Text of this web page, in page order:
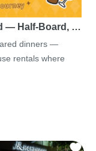
— Half-Board, …
dinners —
rentals where